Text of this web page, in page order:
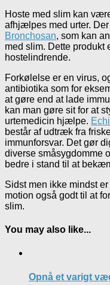
Hoste med slim kan
afhjælpes med urter.
Bronchosan, som kan
med slim. Dette produkt
hostelindrende.
Forkølelse er en virus,
antibiotika som for
at gøre end at lade
kan man gøre sit for at
urtemedicin hjælpe.
består af udtræk fra
immunforsvar. Det gør
diverse småsygdomme
bedre i stand til at
Sidst men ikke mindst
motion også godt til at
slim.
You may also like...
Opnå et varigt